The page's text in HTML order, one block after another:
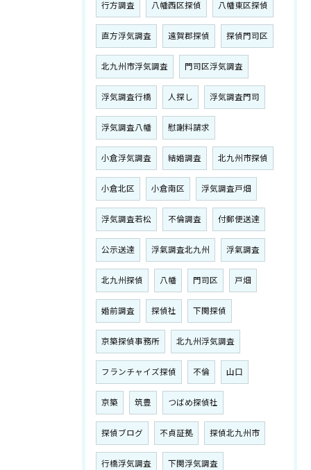
行方調査 八幡西区探偵 八幡東区探偵
直方浮気調査 遠賀郡探偵 探偵門司区
北九州市浮気調査 門司区浮気調査
浮気調査行橋 人探し 浮気調査門司
浮気調査八幡 慰謝料請求
小倉浮気調査 結婚調査 北九州市探偵
小倉北区 小倉南区 浮気調査戸畑
浮気調査若松 不倫調査 付郵便送達
公示送達 浮氣調査北九州 浮氣調査
北九州探偵 八幡 門司区 戸畑
婚前調査 探偵社 下関探偵
京築探偵事務所 北九州浮気調査
フランチャイズ探偵 不倫 山口
京築 筑豊 つばめ探偵社
探偵ブログ 不貞証拠 探偵北九州市
行橋浮気調査 下関浮気調査